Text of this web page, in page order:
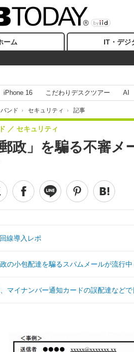
ーム IT・デジ
iPhone 16 こだわりデスクツアー AI
ンド › セキュリティ › 記事
郵政」を騙る不審
セキュリティ
線導入レポ
の小包配達を騙るスパムメールが流行
マイナンバー通知カードの誤配達など